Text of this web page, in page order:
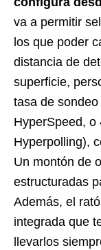
va a permitir
los que poder
distancia de
superficie,
tasa de
HyperSpeed, o
Hyperpolling),
Un montón de
estructuradas
Además, el
integrada que
llevarlos